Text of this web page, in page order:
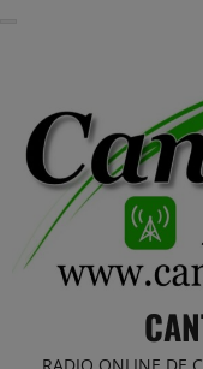
RADIO ONLINE DE